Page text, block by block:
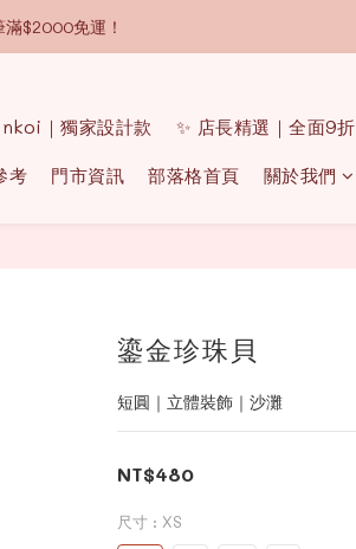
滿$2000免運！
｜獨家設計款 ✨ 店長精選｜全面9折
考 門市資訊 部落格首頁 關於我們
鎏金珍珠貝
短圓｜立體裝飾｜沙灘
NT$480
尺寸 : XS